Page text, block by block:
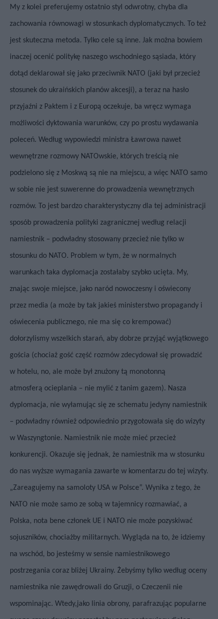
My z kolei preferujemy ostatnio styl odwrotny, chyba dla
zachowania równowagi w stosunkach dyplomatycznych. To też
jest skuteczna metoda. Tylko cele są inne. Jak można bowiem
inaczej ocenić politykę naszego wschodniego sąsiada, który
dotąd deklarował się jako przeciwnik NATO (jaki był przecież
stosunek do ukraińskich planów akcesji), a teraz na hasło
przyjaźni z Paktem i z Europą oczekuje, ba wręcz wymaga
możliwości dyktowania warunków, czy po prostu wydawania
poleceń. Według wypowiedzi ministra Ławrowa nawet
wewnętrzne rozmowy NATOwskie, których treścią nie
podzielono się z Moskwą są nie na miejscu, a więc NATO samo
w sobie nie jest suwerenne do prowadzenia wewnętrznych
rozmów. To jest bardzo charakterystyczny dla tej administracji
sposób prowadzenia polityki zagranicznej według relacji
namiestnik – podwładny stosowany przecież nie tylko w
stosunku do NATO. Problem w tym, że w normalnych
warunkach taka dyplomacja zostałaby szybko ucięta. My,
znając swoje miejsce, jako naród nowoczesny i oświecony
przez media (a może by tak jakieś ministerstwo propagandy i
oświecenia publicznego, nie ma się co krempować)
dołorzylismy wszelkich starań, aby dobrze przyjąć wyjątkowego
gościa (chociaż gość część rozmów zdecydował się prowadzić
w hotelu, no, ale może był znużony tą monotonną
atmosferą ocieplania – nie mylić z tanim gazem). Nasza
dyplomacja, nie wyłamując się ze schematu jedyny namiestnik
– podwładny również odpowiednio przygotowała się do wizyty
w Waszyngtonie. Namiestnik nie może mieć przecież
konkurencji. Okazuje się jednak, że namiestnik ma w stosunku
do nas wyższe wymagania zawarte w komentarzu do tej wizyty.
„Zareagujemy na samoloty USA w Polsce”. Wynika z tego, że
NATO nie może samo ze sobą w tajemnicy rozmawiać, a
Polska, nota bene członek UE i NATO nie może pozyskiwać
sojuszników, chociażby militarnych. Wygląda na to, że idziemy
na wschód, bo jesteśmy w sensie namiestnikowego
postrzegania coraz bliżej Ukrainy. Żebyśmy tylko według oceny
namiestnika nie zawędrowali do Gruzji, o Czeczenii nie
wspominając. Wtedy,jako linia obrony, parafrazując popularne